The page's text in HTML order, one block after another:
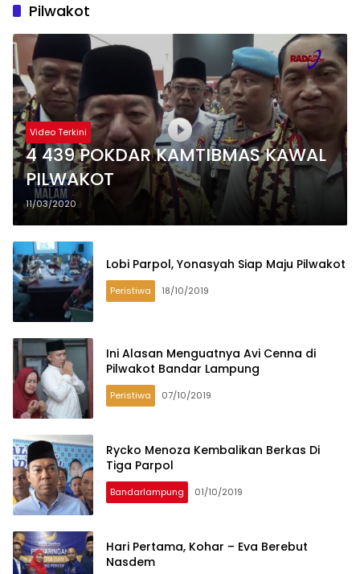
Pilwakot
Video Terkini
4 439 POKDAR KAMTIBMAS KAWAL
PILWAKOT
11/03/2020
Lobi Parpol, Yonasyah Siap Maju Pilwakot
Peristiwa 18/10/2019
Ini Alasan Menguatnya Avi Cenna di
Pilwakot Bandar Lampung
Peristiwa 07/10/2019
Rycko Menoza Kembalikan Berkas Di
Tiga Parpol
Bandarlampung 01/10/2019
Hari Pertama, Kohar – Eva Berebut
Nasdem